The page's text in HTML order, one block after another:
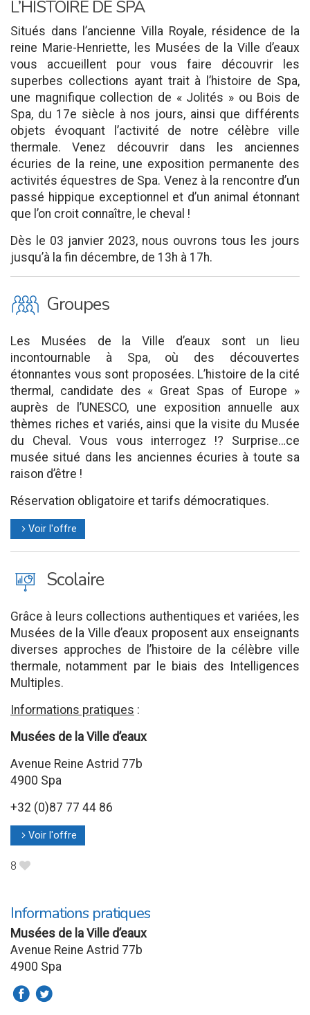
L’HISTOIRE DE SPA
Situés dans l’ancienne Villa Royale, résidence de la
reine Marie-Henriette, les Musées de la Ville d’eaux
vous accueillent pour vous faire découvrir les
superbes collections ayant trait à l’histoire de Spa,
une magnifique collection de « Jolités » ou Bois de
Spa, du 17e siècle à nos jours, ainsi que différents
objets évoquant l’activité de notre célèbre ville
thermale. Venez découvrir dans les anciennes
écuries de la reine, une exposition permanente des
activités équestres de Spa. Venez à la rencontre d’un
passé hippique exceptionnel et d’un animal étonnant
que l’on croit connaître, le cheval !
Dès le 03 janvier 2023, nous ouvrons tous les jours
jusqu’à la fin décembre, de 13h à 17h.
O Groupes
Les Musées de la Ville d’eaux sont un lieu
incontournable à Spa, où des découvertes
étonnantes vous sont proposées. L’histoire de la cité
thermal, candidate des « Great Spas of Europe »
auprès de l’UNESCO, une exposition annuelle aux
thèmes riches et variés, ainsi que la visite du Musée
du Cheval. Vous vous interrogez !? Surprise…ce
musée situé dans les anciennes écuries à toute sa
raison d’être !
Réservation obligatoire et tarifs démocratiques.
l Voir l'offre
J Scolaire
Grâce à leurs collections authentiques et variées, les
Musées de la Ville d’eaux proposent aux enseignants
diverses approches de l’histoire de la célèbre ville
thermale, notamment par le biais des Intelligences
Multiples.
Informations pratiques :
Musées de la Ville d’eaux
Avenue Reine Astrid 77b
4900 Spa
+32 (0)87 77 44 86
l Voir l'offre
8 B
Informations pratiques
Musées de la Ville d’eaux
Avenue Reine Astrid 77b
4900 Spa
a b